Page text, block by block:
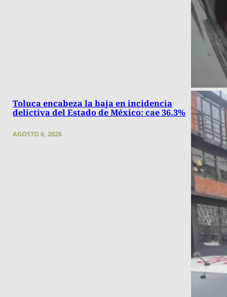
Toluca encabeza la baja en incidencia
delictiva del Estado de México: cae 36.3%
AGOSTO 6, 2026